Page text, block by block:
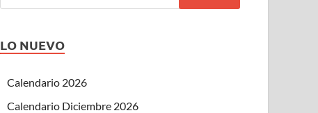
LO NUEVO
Calendario 2026
Calendario Diciembre 2026